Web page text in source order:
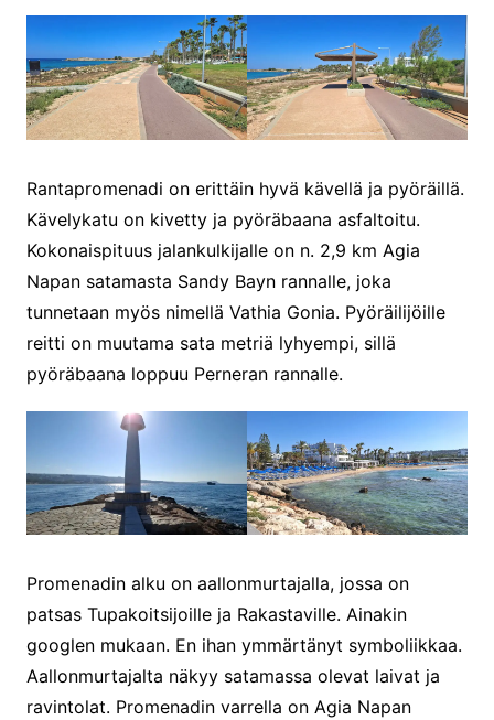
Rantapromenadi on erittäin hyvä kävellä ja pyöräillä.
Kävelykatu on kivetty ja pyöräbaana asfaltoitu.
Kokonaispituus jalankulkijalle on n. 2,9 km Agia
Napan satamasta Sandy Bayn rannalle, joka
tunnetaan myös nimellä Vathia Gonia. Pyöräilijöille
reitti on muutama sata metriä lyhyempi, sillä
pyöräbaana loppuu Perneran rannalle.
Promenadin alku on aallonmurtajalla, jossa on
patsas Tupakoitsijoille ja Rakastaville. Ainakin
googlen mukaan. En ihan ymmärtänyt symboliikkaa.
Aallonmurtajalta näkyy satamassa olevat laivat ja
ravintolat. Promenadin varrella on Agia Napan